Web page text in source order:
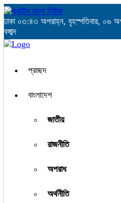
ঢাকা ০৩:৪৩ অপরাহ্ন, বৃহস্পতিবার, ০৬
বঙ্গাব্দ
প্রচ্ছদ
বাংলাদেশ
জাতীয়
রাজনীতি
অপরাধ
অর্থনীতি